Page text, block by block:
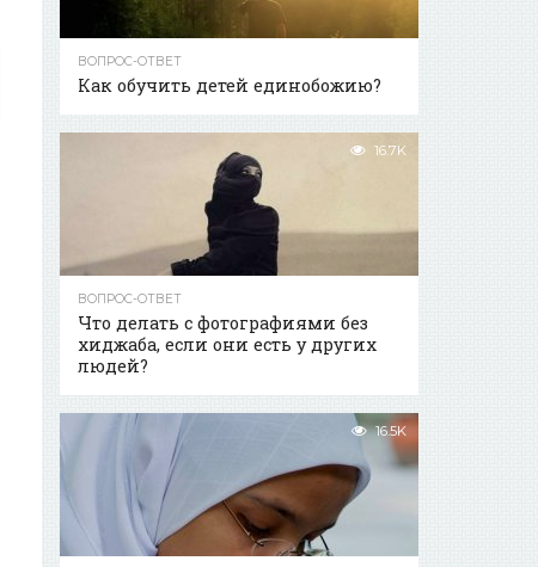
ВОПРОС-ОТВЕТ
Как обучить детей единобожию?
16.7K
ВОПРОС-ОТВЕТ
Что делать с фотографиями без
хиджаба, если они есть у других
людей?
16.5K